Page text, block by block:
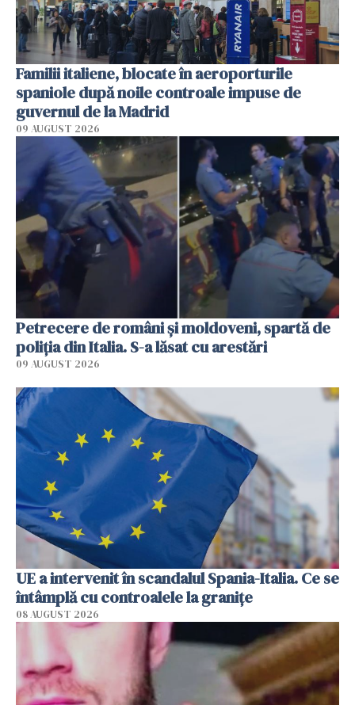
Familii italiene, blocate în aeroporturile
spaniole după noile controale impuse de
guvernul de la Madrid
09 AUGUST 2026
Petrecere de români și moldoveni, spartă de
poliția din Italia. S-a lăsat cu arestări
09 AUGUST 2026
UE a intervenit în scandalul Spania-Italia. Ce se
întâmplă cu controalele la granițe
08 AUGUST 2026